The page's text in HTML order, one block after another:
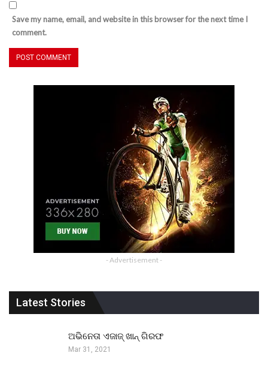
Save my name, email, and website in this browser for the next time I
comment.
- Advertisement -
Latest Stories
ଅଭିନେତା ଏଜାଜ୍ ଖାନ୍ ଗିରଫ
Mar 31, 2021